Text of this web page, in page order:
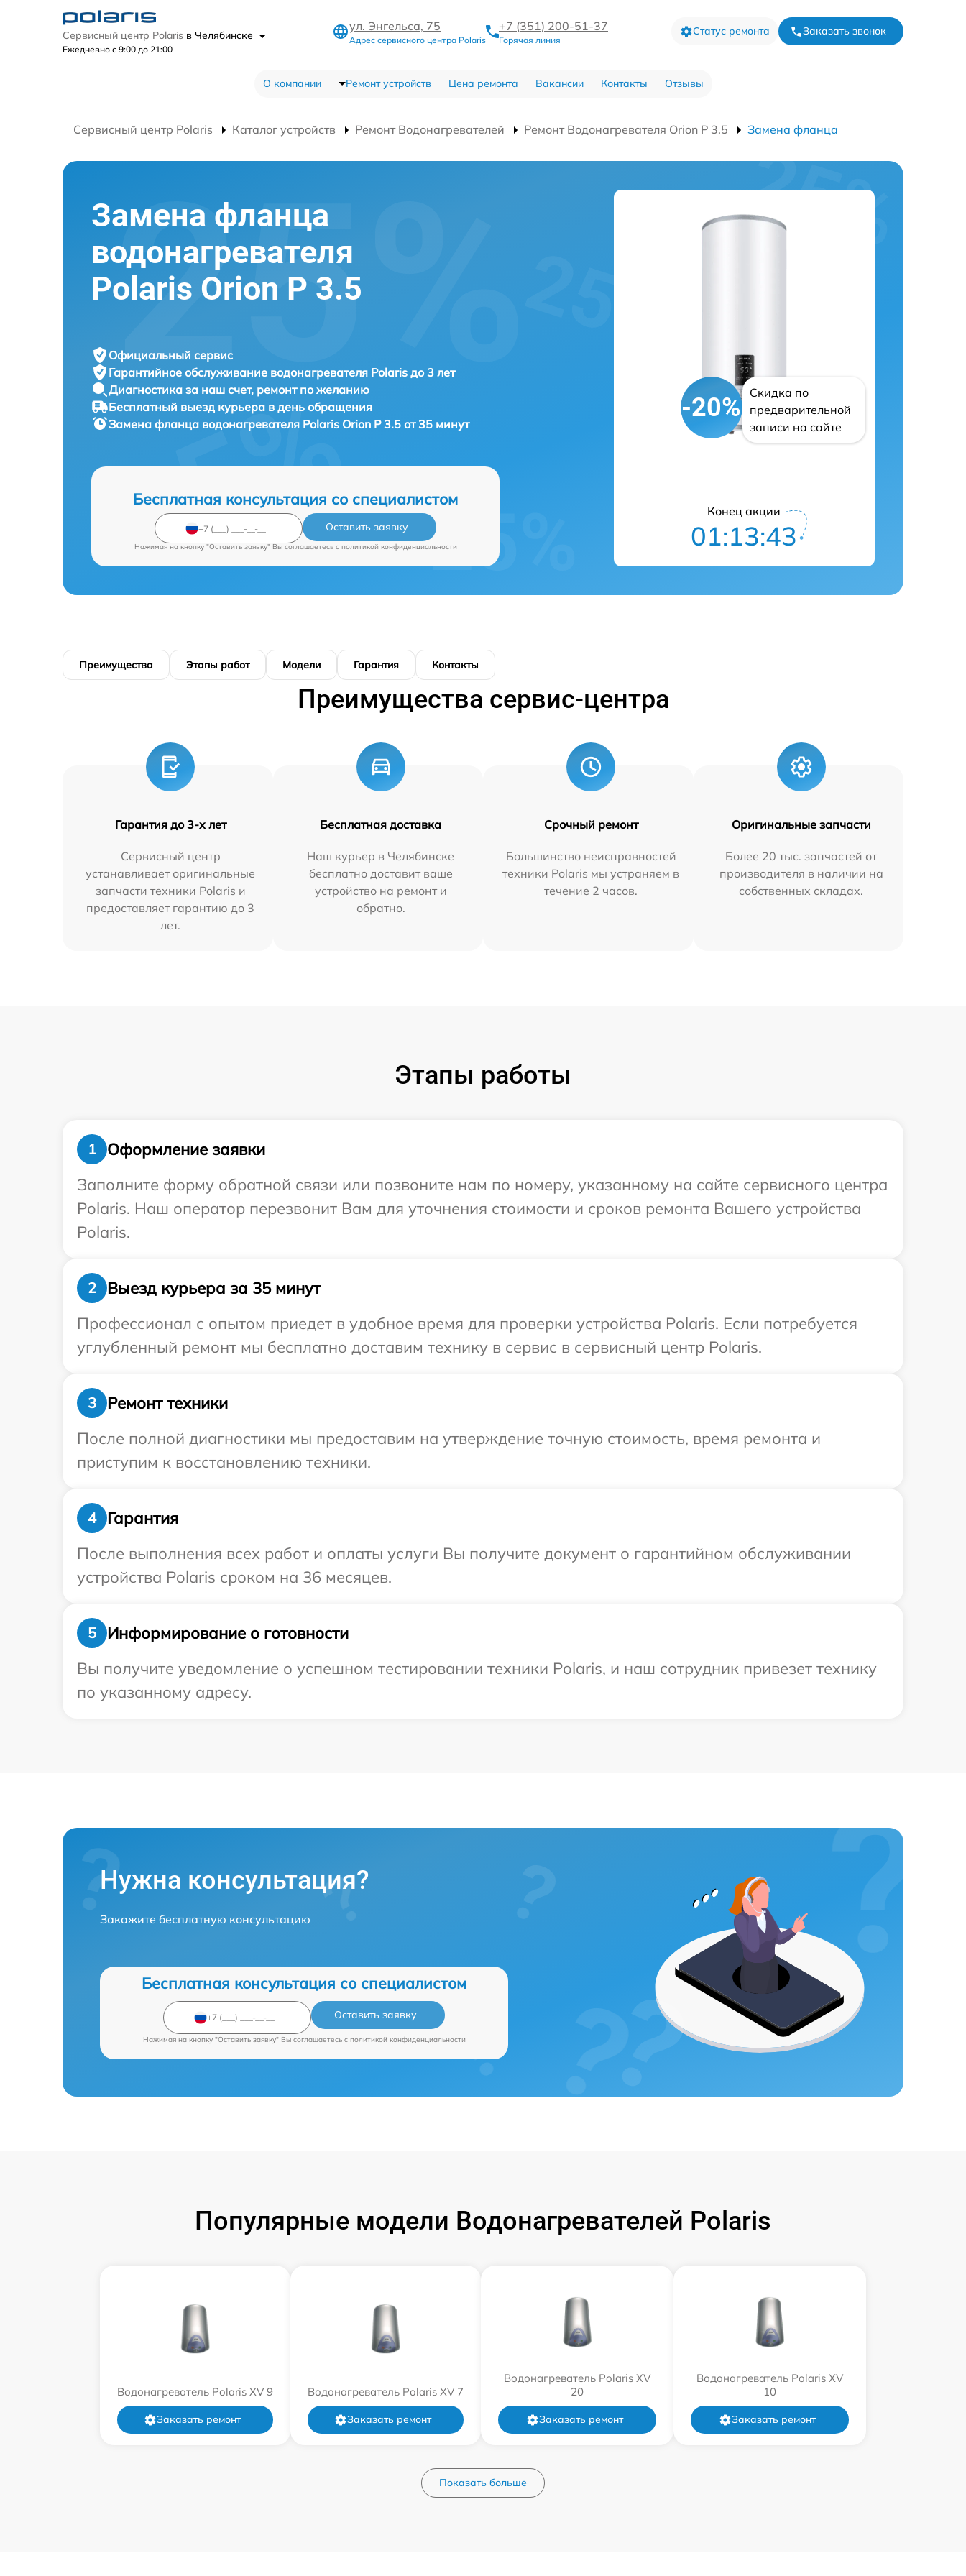
Сервисный центр Polaris в Челябинске
Ежедневно с 9:00 до 21:00
ул. Энгельса, 75
Адрес сервисного центра Polaris
+7 (351) 200-51-37
Горячая линия
Статус ремонта Заказать звонок
О компании Ремонт устройств Цена ремонта Вакансии Контакты Отзывы
Сервисный центр Polaris Каталог устройств Ремонт Водонагревателей Ремонт Водонагревателя Orion P 3.5 Замена фланца
Замена фланца
водонагревателя
Polaris Orion P 3.5
Официальный сервис
Гарантийное обслуживание водонагревателя Polaris до 3 лет
Диагностика за наш счет, ремонт по желанию
Бесплатный выезд курьера в день обращения
Замена фланца водонагревателя Polaris Orion P 3.5 от 35 минут
Бесплатная консультация со специалистом
Оставить заявку
Нажимая на кнопку "Оставить заявку" Вы соглашаетесь c политикой конфиденциальности
-20%
Скидка по
предварительной
записи на сайте
Конец акции
01:13:42
Преимущества Этапы работ Модели Гарантия Контакты
Преимущества сервис-центра
Гарантия до 3-х лет
Сервисный центр
устанавливает оригинальные
запчасти техники Polaris и
предоставляет гарантию до 3
лет.
Бесплатная доставка
Наш курьер в Челябинске
бесплатно доставит ваше
устройство на ремонт и
обратно.
Срочный ремонт
Большинство неисправностей
техники Polaris мы устраняем в
течение 2 часов.
Оригинальные запчасти
Более 20 тыс. запчастей от
производителя в наличии на
собственных складах.
Этапы работы
1
Оформление заявки
Заполните форму обратной связи или позвоните нам по номеру, указанному на сайте сервисного центра
Polaris. Наш оператор перезвонит Вам для уточнения стоимости и сроков ремонта Вашего устройства
Polaris.
2
Выезд курьера за 35 минут
Профессионал с опытом приедет в удобное время для проверки устройства Polaris. Если потребуется
углубленный ремонт мы бесплатно доставим технику в сервис в сервисный центр Polaris.
3
Ремонт техники
После полной диагностики мы предоставим на утверждение точную стоимость, время ремонта и
приступим к восстановлению техники.
4
Гарантия
После выполнения всех работ и оплаты услуги Вы получите документ о гарантийном обслуживании
устройства Polaris сроком на 36 месяцев.
5
Информирование о готовности
Вы получите уведомление о успешном тестировании техники Polaris, и наш сотрудник привезет технику
по указанному адресу.
Нужна консультация?
Закажите бесплатную консультацию
Бесплатная консультация со специалистом
Оставить заявку
Нажимая на кнопку "Оставить заявку" Вы соглашаетесь c политикой конфиденциальности
Популярные модели Водонагревателей Polaris
Водонагреватель Polaris XV 9
Заказать ремонт
Водонагреватель Polaris XV 7
Заказать ремонт
Водонагреватель Polaris XV
20
Заказать ремонт
Водонагреватель Polaris XV
10
Заказать ремонт
Показать больше